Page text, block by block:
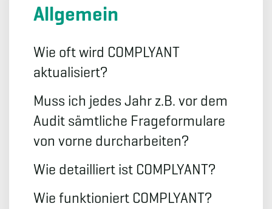
Allgemein
Wie oft wird COMPLYANT
aktualisiert?
Muss ich jedes Jahr z.B. vor dem
Audit sämtliche Frageformulare
von vorne durcharbeiten?
Wie detailliert ist COMPLYANT?
Wie funktioniert COMPLYANT?